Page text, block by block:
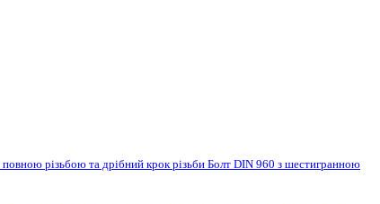
різьбою та дрібний крок різьби Болт DIN 960 з шестигранною